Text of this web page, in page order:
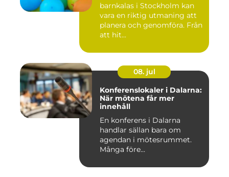
barnkalas i Stockholm kan
vara en riktig utmaning att
planera och genomföra. Från
att hit...
08. jul
Konferenslokaler i Dalarna:
När mötena får mer
innehåll
En konferens i Dalarna
handlar sällan bara om
agendan i mötesrummet.
Många före...